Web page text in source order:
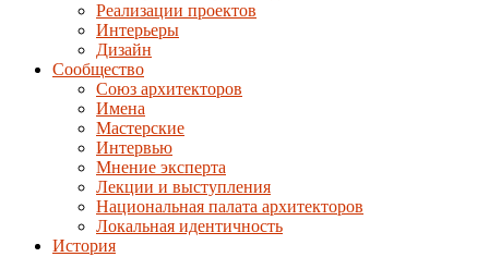
Реализации проектов
Интерьеры
Дизайн
Сообщество
Союз архитекторов
Имена
Мастерские
Интервью
Мнение эксперта
Лекции и выступления
Национальная палата архитекторов
Локальная идентичность
История